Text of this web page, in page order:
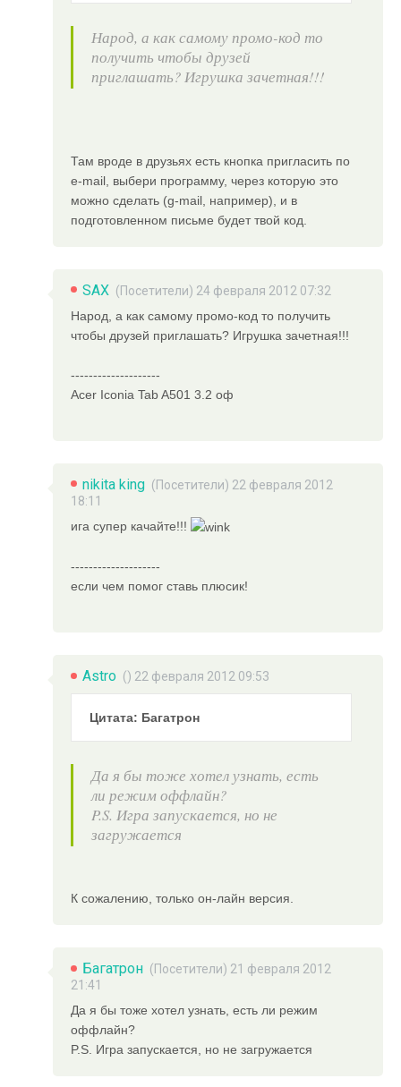
Народ, а как самому промо-код то
получить чтобы друзей
приглашать? Игрушка зачетная!!!
Там вроде в друзьях есть кнопка пригласить по
e-mail, выбери программу, через которую это
можно сделать (g-mail, например), и в
подготовленном письме будет твой код.
SAX (Посетители) 24 февраля 2012 07:32
Народ, а как самому промо-код то получить
чтобы друзей приглашать? Игрушка зачетная!!!
--------------------
Acer Iconia Tab A501 3.2 оф
nikita king (Посетители) 22 февраля 2012
18:11
ига супер качайте!!!
--------------------
если чем помог ставь плюсик!
Astro () 22 февраля 2012 09:53
Цитата: Багатрон
Да я бы тоже хотел узнать, есть
ли режим оффлайн?
P.S. Игра запускается, но не
загружается
К сожалению, только он-лайн версия.
Багатрон (Посетители) 21 февраля 2012
21:41
Да я бы тоже хотел узнать, есть ли режим
оффлайн?
P.S. Игра запускается, но не загружается